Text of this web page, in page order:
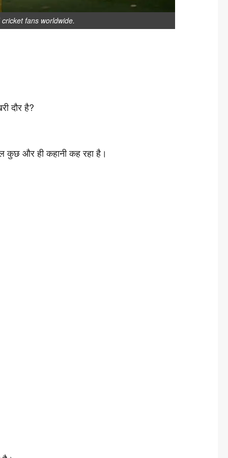
fans worldwide.
दौर है?
और ही कहानी कह रहा है।